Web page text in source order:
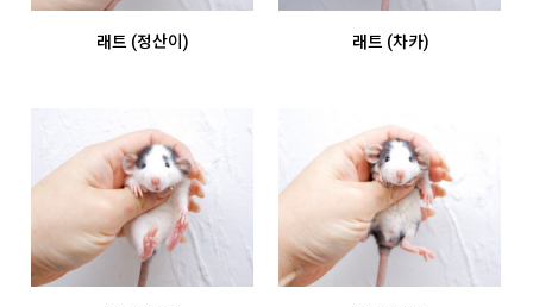
래트 (정산이) 래트 (차카)